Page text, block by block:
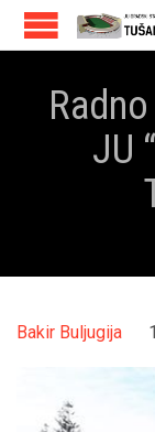
JU
Bakir Buljugija